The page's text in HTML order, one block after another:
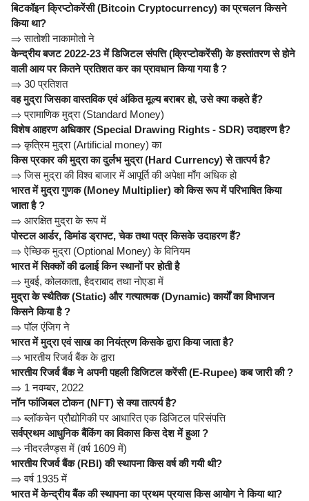
बिटकॉइन क्रिप्टोकरेंसी (Bitcoin Cryptocurrency) का प्रचलन किसने
किया था?
⇒सातोशी नाकामोतो ने
केन्द्रीय बजट 2022-23 में डिजिटल संपत्ति (क्रिप्टोकरेंसी) के हस्तांतरण से होने
वाली आय पर कितने प्रतिशत कर का प्रावधान किया गया है ?
⇒ 30 प्रतिशत
वह मुद्रा जिसका वास्तविक एवं अंकित मूल्य बराबर हो, उसे क्या कहते हैं?
⇒प्रामाणिक मुद्रा (Standard Money)
विशेष आहरण अधिकार (Special Drawing Rights - SDR) उदाहरण है?
⇒ कृत्रिम मुद्रा (Artificial money) का
किस प्रकार की मुद्रा का दुर्लभ मुद्रा (Hard Currency) से तात्पर्य है?
⇒ जिस मुद्रा की विश्व बाजार में आपूर्ति की अपेक्षा माँग अधिक हो
भारत में मुद्रा गुणक (Money Multiplier) को किस रूप में परिभाषित किया
जाता है ?
⇒ आरक्षित मुद्रा के रूप में
पोस्टल आर्डर, डिमांड ड्राफ्ट, चेक तथा पत्र किसके उदाहरण हैं?
⇒ ऐच्छिक मुद्रा (Optional Money) के विनियम
भारत में सिक्कों की ढलाई किन स्थानों पर होती है
⇒ मुबई, कोलकाता, हैदराबाद तथा नोएडा में
मुद्रा के स्थैतिक (Static) और गत्यात्मक (Dynamic) कार्यों का विभाजन
किसने किया है ?
⇒ पॉल एंजिग ने
भारत में मुद्रा एवं साख का नियंत्रण किसके द्वारा किया जाता है?
⇒ भारतीय रिजर्व बैंक के द्वारा
भारतीय रिजर्व बैंक ने अपनी पहली डिजिटल करेंसी (E-Rupee) कब जारी की ?
⇒ 1 नवम्बर, 2022
नॉन फांजिबल टोकन (NFT) से क्या तात्पर्य है?
⇒ब्लॉकचेन प्रौद्योगिकी पर आधारित एक डिजिटल परिसंपत्ति
सर्वप्रथम आधुनिक बैंकिंग का विकास किस देश में हुआ ?
⇒ नीदरलैण्ड्स में (वर्ष 1609 में)
भारतीय रिजर्व बैंक (RBI) की स्थापना किस वर्ष की गयी थी?
⇒ वर्ष 1935 में
भारत में केन्द्रीय बैंक की स्थापना का प्रथम प्रयास किस आयोग ने किया था?